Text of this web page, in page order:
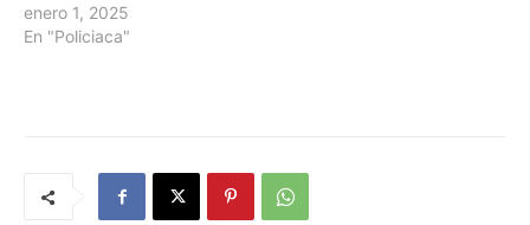
enero 1, 2025
En "Policiaca"